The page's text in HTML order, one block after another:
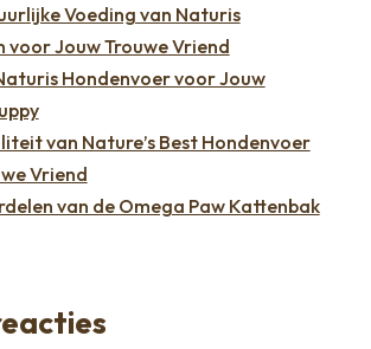
Voeding van Naturis
voor Jouw Trouwe Vriend
Hondenvoer voor Jouw
van Nature’s Best Hondenvoer
Vriend
van de Omega Paw Kattenbak